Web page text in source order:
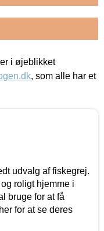
i øjeblikket
, som alle har et
udvalg af fiskegrej.
roligt hjemme i
bruge for at få
for at se deres